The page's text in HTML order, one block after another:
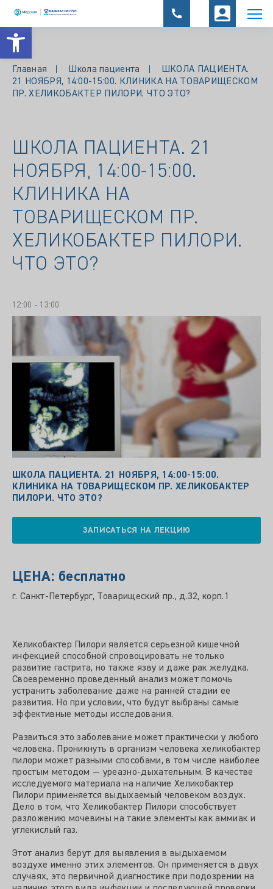
Открыть панель инструментов
Главная Школа пациента
ШКОЛА ПАЦИЕНТА.
21 НОЯБРЯ, 14:00-15:00. КЛИНИКА НА ТОВАРИЩЕСКОМ
ПР. ХЕЛИКОБАКТЕР ПИЛОРИ. ЧТО ЭТО?
ШКОЛА ПАЦИЕНТА. 21
НОЯБРЯ, 14:00-15:00.
КЛИНИКА НА
ТОВАРИЩЕСКОМ ПР.
ХЕЛИКОБАКТЕР ПИЛОРИ.
ЧТО ЭТО?
12:00 - 13:00
ШКОЛА ПАЦИЕНТА. 21 НОЯБРЯ, 14:00-15:00.
КЛИНИКА НА ТОВАРИЩЕСКОМ ПР. ХЕЛИКОБАКТЕР
ПИЛОРИ. ЧТО ЭТО?
ЗАПИСАТЬСЯ НА ЛЕКЦИЮ
ЦЕНА: бесплатно
г. Санкт-Петербург, Товарищеский пр., д.32, корп.1
Хеликобактер Пилори является серьезной кишечной
инфекцией способной спровоцировать не только
развитие гастрита, но также язву и даже рак желудка.
Своевременно проведенный анализ может помочь
устранить заболевание даже на ранней стадии ее
развития. Но при условии, что будут выбраны самые
эффективные методы исследования.
Развиться это заболевание может практически у любого
человека. Проникнуть в организм человека хеликобактер
пилори может разными способами, в том числе наиболее
простым методом — уреазно-дыхательным. В качестве
исследуемого материала на наличие Хеликобактер
Пилори применяется выдыхаемый человеком воздух.
Дело в том, что Хеликобактер Пилори способствует
разложению мочевины на такие элементы как аммиак и
углекислый газ.
Этот анализ берут для выявления в выдыхаемом
воздухе именно этих элементов. Он применяется в двух
случаях, это первичной диагностике при подозрении на